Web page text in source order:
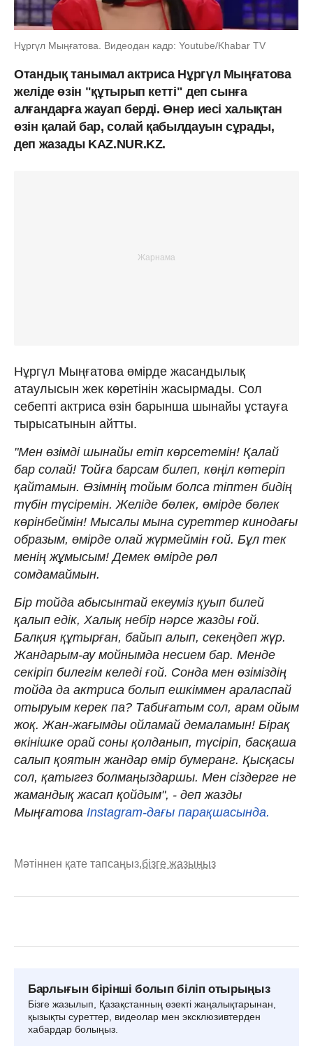
Нұргүл Мыңғатова. Видеодан кадр: Youtube/Khabar TV
Отандық танымал актриса Нұргүл Мыңғатова
желіде өзін "құтырып кетті" деп сынға
алғандарға жауап берді. Өнер иесі халықтан
өзін қалай бар, солай қабылдауын сұрады,
деп жазады KAZ.NUR.KZ.
Нұргүл Мыңғатова өмірде жасандылық
атаулысын жек көретінін жасырмады. Сол
себепті актриса өзін барынша шынайы ұстауға
тырысатынын айтты.
"Мен өзімді шынайы етіп көрсетемін! Қалай
бар солай! Тойға барсам билеп, көңіл көтеріп
қайтамын. Өзімнің тойым болса тіптен бидің
түбін түсіремін. Желіде бөлек, өмірде бөлек
көрінбеймін! Мысалы мына суреттер кинодағы
образым, өмірде олай жүрмеймін ғой. Бұл тек
менің жұмысым! Демек өмірде рөл
сомдамаймын.
Бір тойда абысынтай екеуміз қуып билей
қалып едік, Халық небір нәрсе жазды ғой.
Балқия құтырған, байып алып, секеңдеп жүр.
Жандарым-ау мойнымда несием бар. Менде
секіріп билегім келеді ғой. Сонда мен өзіміздің
тойда да актриса болып ешкіммен араласпай
отыруым керек па? Табиғатым сол, арам ойым
жоқ. Жан-жағымды ойламай демаламын! Бірақ
өкінішке орай соны қолданып, түсіріп, басқаша
салып қоятын жандар өмір бумеранг. Қысқасы
сол, қатыгез болмаңыздаршы. Мен сіздерге не
жамандық жасап қойдым", - деп жазды
Мыңғатова Instagram-дағы парақшасында.
Мәтіннен қате тапсаңыз,бізге жазыңыз
Барлығын бірінші болып біліп отырыңыз
Бізге жазылып, Қазақстанның өзекті жаңалықтарынан,
қызықты суреттер, видеолар мен эксклюзивтерден
хабардар болыңыз.